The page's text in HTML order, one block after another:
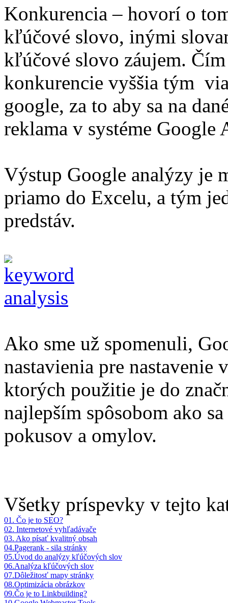
Konkurencia – hovorí o
kľúčové slovo, inými
kľúčové slovo záujem.
konkurencie vyššia tým
google, za to aby sa na
reklama v systéme Google
Výstup Google analýzy je
priamo do Excelu, a tým
predstáv.
Ako sme už spomenuli,
nastavienia pre nastavenie
ktorých použitie je do
najlepším spôsobom ako
pokusov a omylov.
Všetky príspevky v tejto
01. Čo je to SEO?
02. Internetové vyhľadávače
03. Ako písať kvalitný obsah
04.Pagerank - sila stránky
05.Úvod do analýzy kľúčových slov
06.Analýza kľúčových slov
07.Dôležitosť mapy stránky
08.Optimizácia obrázkov
09.Čo je to Linkbuilding?